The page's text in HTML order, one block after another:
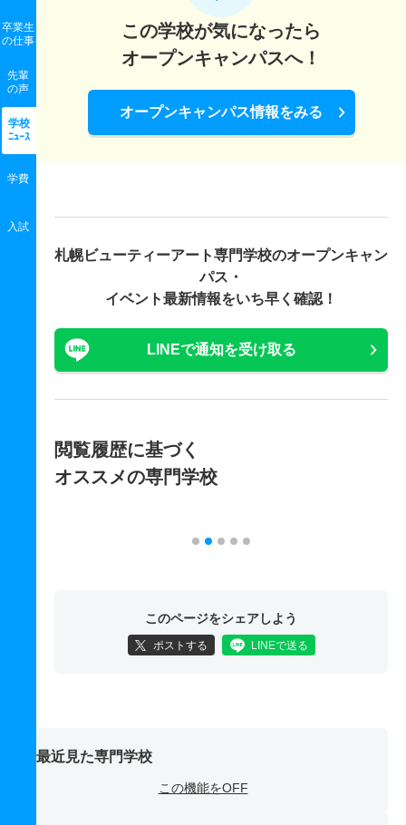
卒業生
の仕事
先輩
の声
学校
ﾆｭｰｽ
学費
入試
この学校が気になったら
オープンキャンパスへ！
オープンキャンパス情報をみる
札幌ビューティーアート専門学校のオープンキャン
パス・
イベント最新情報をいち早く確認！
LINEで通知を受け取る
閲覧履歴に基づく
オススメの専門学校
このページをシェアしよう
ポストする LINEで送る
最近見た専門学校
この機能をOFF